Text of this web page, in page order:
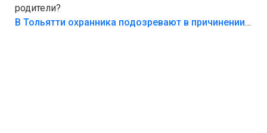
родители?
В Тольятти охранника подозревают в причинении смерти ребенку